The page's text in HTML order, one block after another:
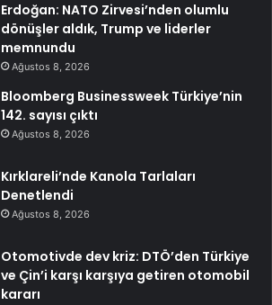
Erdoğan: NATO Zirvesi’nden olumlu
dönüşler aldık, Trump ve liderler
memnundu
Ağustos 8, 2026
Bloomberg Businessweek Türkiye’nin
142. sayısı çıktı
Ağustos 8, 2026
Kırklareli’nde Kanola Tarlaları
Denetlendi
Ağustos 8, 2026
Otomotivde dev kriz: DTÖ’den Türkiye
ve Çin’i karşı karşıya getiren otomobil
kararı